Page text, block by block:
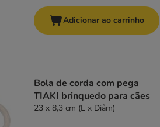
Adicionar ao carrinho
Bola de corda com pega
TIAKI brinquedo para cães
23 x 8,3 cm (L x Diâm)